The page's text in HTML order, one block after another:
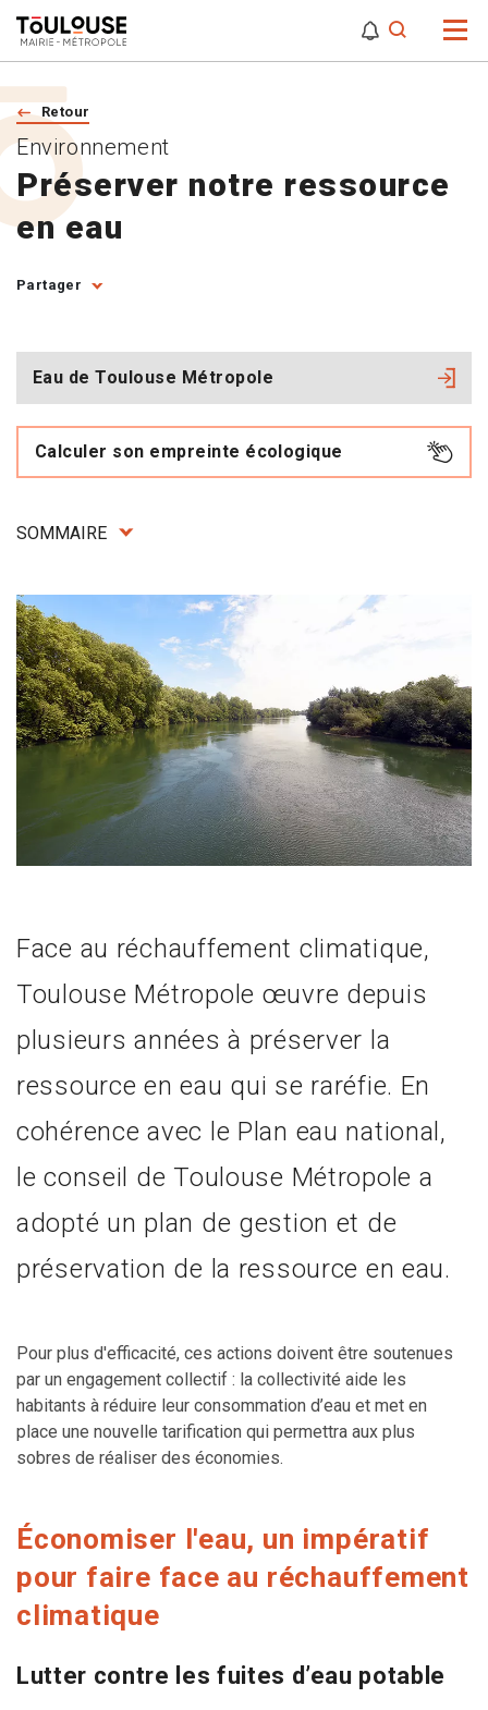
Retour
Préserver notre ressource
en eau
Environnement
Partager
Eau de Toulouse Métropole
Calculer son empreinte écologique
SOMMAIRE
Face au réchauffement climatique,
Toulouse Métropole œuvre depuis
plusieurs années à préserver la
ressource en eau qui se raréfie. En
cohérence avec le Plan eau national,
le conseil de Toulouse Métropole a
adopté un plan de gestion et de
préservation de la ressource en eau.
Pour plus d'efficacité, ces actions doivent être soutenues
par un engagement collectif : la collectivité aide les
habitants à réduire leur consommation d’eau et met en
place une nouvelle tarification qui permettra aux plus
sobres de réaliser des économies.
Économiser l'eau, un impératif
pour faire face au réchauffement
climatique
Lutter contre les fuites d’eau potable